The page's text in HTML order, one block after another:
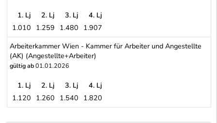
Kliniken der Diakonissen in Linz und Schladming
1. Lj 2. Lj 3. Lj
4. Lj
1.010 1.259 1.480 1.907
Arbeiterkammer Wien - Kammer für Arbeiter und Angestellte
(AK) (Angestellte+Arbeiter)
gültig ab01.01.2026
Arbeiterkammer Wien - Kammer für Arbeiter und Angestellte
1. Lj 2. Lj 3. Lj
4. Lj
1.120 1.260 1.540 1.820